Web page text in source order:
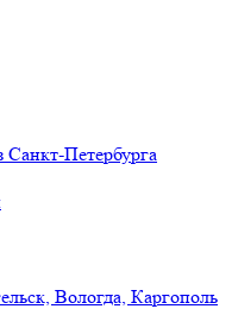
Санкт-Петербурга
Вологда, Каргополь